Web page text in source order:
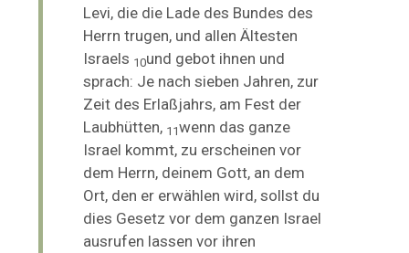
Levi, die die Lade des Bundes des
Herrn trugen, und allen Ältesten
Israels 10und gebot ihnen und
sprach: Je nach sieben Jahren, zur
Zeit des Erlaßjahrs, am Fest der
Laubhütten, 11wenn das ganze
Israel kommt, zu erscheinen vor
dem Herrn, deinem Gott, an dem
Ort, den er erwählen wird, sollst du
dies Gesetz vor dem ganzen Israel
ausrufen lassen vor ihren